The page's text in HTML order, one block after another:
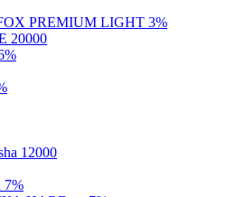
PREMIUM LIGHT 3%
20000
12000
HARD++ 7%